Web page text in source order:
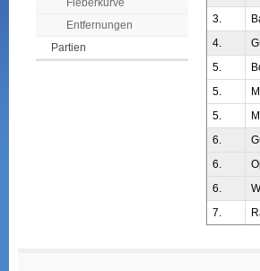
Fieberkurve
Entfernungen
Partien
3.
4.
5.
5.
5.
6.
6.
6.
7.